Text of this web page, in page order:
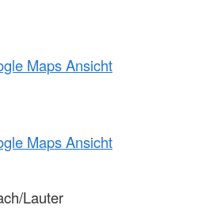
Maps Ansicht
Maps Ansicht
Lauter